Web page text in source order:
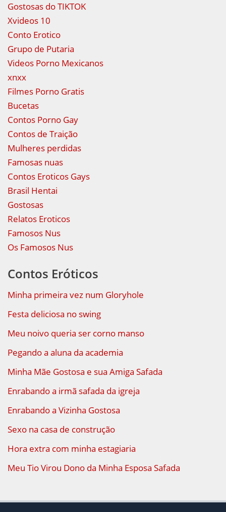
Gostosas do TIKTOK
Xvideos 10
Conto Erotico
Grupo de Putaria
Videos Porno Mexicanos
xnxx
Filmes Porno Gratis
Bucetas
Contos Porno Gay
Contos de Traição
Mulheres perdidas
Famosas nuas
Contos Eroticos Gays
Brasil Hentai
Gostosas
Relatos Eroticos
Famosos Nus
Os Famosos Nus
Contos Eróticos
Minha primeira vez num Gloryhole
Festa deliciosa no swing
Meu noivo queria ser corno manso
Pegando a aluna da academia
Minha Mãe Gostosa e sua Amiga Safada
Enrabando a irmã safada da igreja
Enrabando a Vizinha Gostosa
Sexo na casa de construção
Hora extra com minha estagiaria
Meu Tio Virou Dono da Minha Esposa Safada